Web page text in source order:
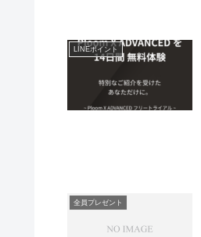
LINEポイント
全員プレゼント